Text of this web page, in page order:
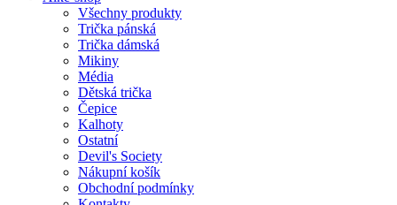
Všechny produkty
Trička pánská
Trička dámská
Mikiny
Média
Dětská trička
Čepice
Kalhoty
Ostatní
Devil's Society
Nákupní košík
Obchodní podmínky